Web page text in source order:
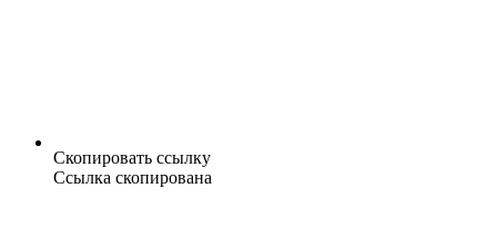
Скопировать ссылку
Ссылка скопирована